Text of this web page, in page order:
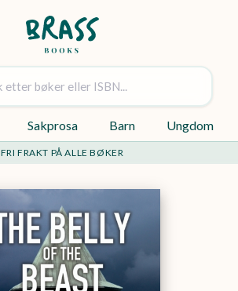
Sakprosa Barn Ungdom
FRI FRAKT PÅ ALLE BØKER